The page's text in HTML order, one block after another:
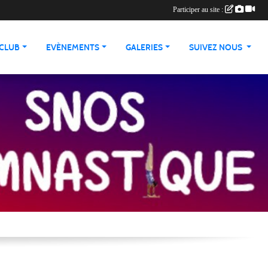
EVÈNEMENTS GALERIES SUIVEZ NOUS
Participer au site :